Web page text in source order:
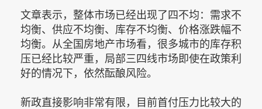
文章表示，整体市场已经出现了四不均：需求不
均衡、供应不均衡、库存不均衡、价格涨跌幅不
均衡。从全国房地产市场看，很多城市的库存积
压已经比较严重，局部三四线市场即使在政策利
好的情况下，依然酝酿风险。
新政直接影响非常有限，目前首付压力比较大的